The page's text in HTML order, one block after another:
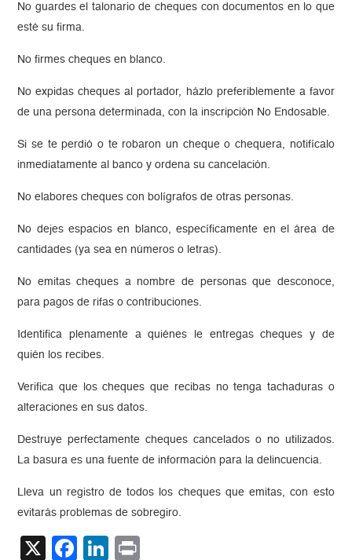
No guardes el talonario de cheques con documentos en lo que
esté su firma.
No firmes cheques en blanco.
No expidas cheques al portador, házlo preferiblemente a favor
de una persona determinada, con la inscripción No Endosable.
Si se te perdió o te robaron un cheque o chequera, notifícalo
inmediatamente al banco y ordena su cancelación.
No elabores cheques con bolígrafos de otras personas.
No dejes espacios en blanco, específicamente en el área de
cantidades (ya sea en números o letras).
No emitas cheques a nombre de personas que desconoce,
para pagos de rifas o contribuciones.
Identifica plenamente a quiénes le entregas cheques y de
quién los recibes.
Verifica que los cheques que recibas no tenga tachaduras o
alteraciones en sus datos.
Destruye perfectamente cheques cancelados o no utilizados.
La basura es una fuente de información para la delincuencia.
Lleva un registro de todos los cheques que emitas, con esto
evitarás problemas de sobregiro.
X Facebook
LinkedIn